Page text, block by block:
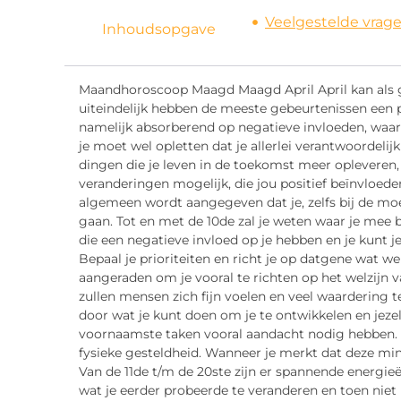
Inhoudsopgave Veelgestelde
Maandhoroscoop Maagd Maagd April April kan
uiteindelijk hebben de meeste gebeurtenissen
namelijk absorberend op negatieve invloeden,
je moet wel opletten dat je allerlei
dingen die je leven in de toekomst meer
veranderingen mogelijk, die jou positief
algemeen wordt aangegeven dat je, zelfs bij de
gaan. Tot en met de 10de zal je weten waar je
die een negatieve invloed op je hebben en je kunt
Bepaal je prioriteiten en richt je op datgene wat
aangeraden om je vooral te richten op het welzijn
zullen mensen zich fijn voelen en veel waardering
door wat je kunt doen om je te ontwikkelen en
voornaamste taken vooral aandacht nodig
fysieke gesteldheid. Wanneer je merkt dat deze
Van de 11de t/m de 20ste zijn er spannende
wat je eerder probeerde te veranderen en toen